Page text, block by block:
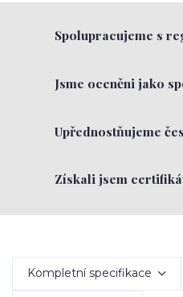
Spolupracujeme s
Jsme oceněni jako
Upřednostňujeme
Získali jsem
Kompletní specifikace